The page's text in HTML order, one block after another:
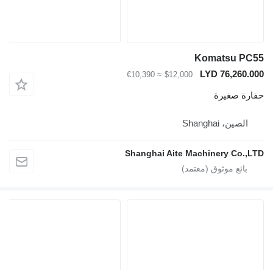
Komatsu
LYD
$12,000
≈ €10,390
صغيرة
الصين، Shanghai
Shanghai Aite Machinery